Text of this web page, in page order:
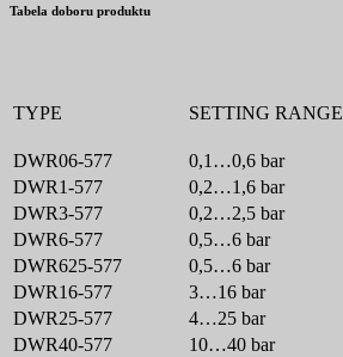
Tabela doboru produktu
TYPE SETTING RANGE
DWR06-577
0,1…0,6 bar
DWR1-577
0,2…1,6 bar
DWR3-577
0,2…2,5 bar
DWR6-577
0,5…6 bar
DWR625-577
0,5…6 bar
DWR16-577
3…16 bar
DWR25-577
4…25 bar
DWR40-577
10…40 bar